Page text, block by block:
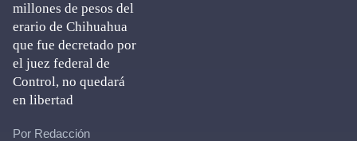
millones de pesos del
erario de Chihuahua
que fue decretado por
el juez federal de
Control, no quedará
en libertad
Por Redacción